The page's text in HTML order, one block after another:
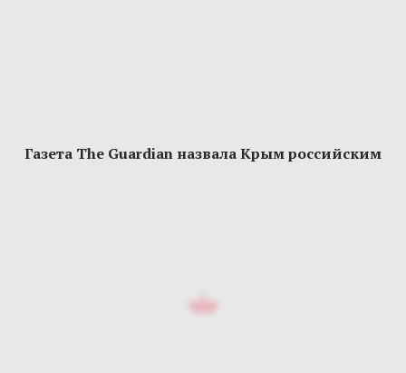
Газета The Guardian назвала Крым российским